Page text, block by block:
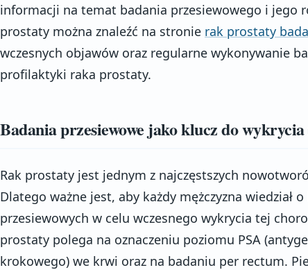
informacji na temat badania przesiewowego i jego
prostaty można znaleźć na stronie rak prostaty
wczesnych objawów oraz regularne wykonywanie
profilaktyki raka prostaty.
Badania przesiewowe jako klucz do
Rak prostaty jest jednym z najczęstszych
Dlatego ważne jest, aby każdy mężczyzna wiedział
przesiewowych w celu wczesnego wykrycia tej
prostaty polega na oznaczeniu poziomu PSA
krokowego) we krwi oraz na badaniu per rectum.